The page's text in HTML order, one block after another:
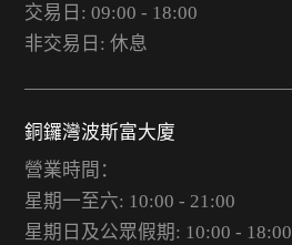
交易日: 09:00 - 18:00
非交易日: 休息
銅鑼灣波斯富大廈
營業時間：
星期一至六: 10:00 - 21:00
星期日及公眾假期: 10:00 - 18:00